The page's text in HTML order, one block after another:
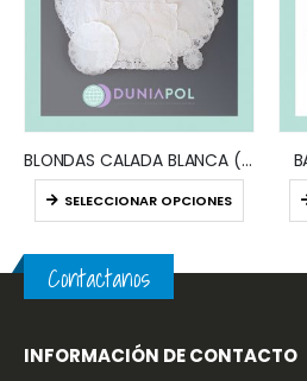
BLONDAS CALADA BLANCA (x100)
SELECCIONAR OPCIONES
Contactanos
INFORMACIÓN DE CONTACTO